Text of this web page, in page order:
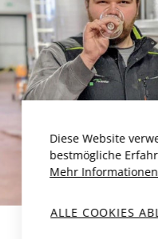
Diese Website
bestmögliche
Mehr
ALLE COOKIES